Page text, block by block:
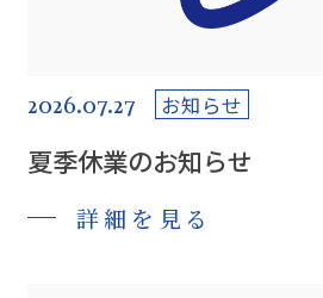
2026.07.27 お知らせ
夏季休業のお知らせ
詳細を見る